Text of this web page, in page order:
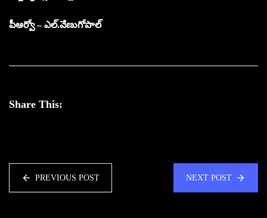
పీఆర్వో – ఎల్.వేణుగోపాల్
Share This:
PREVIOUS POST NEXT POST